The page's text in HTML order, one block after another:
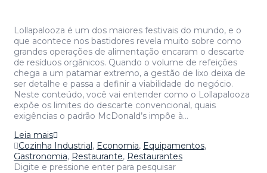
Lollapalooza é um dos maiores festivais do mundo, e o
que acontece nos bastidores revela muito sobre como
grandes operações de alimentação encaram o descarte
de resíduos orgânicos. Quando o volume de refeições
chega a um patamar extremo, a gestão de lixo deixa de
ser detalhe e passa a definir a viabilidade do negócio.
Neste conteúdo, você vai entender como o Lollapalooza
expõe os limites do descarte convencional, quais
exigências o padrão McDonald’s impõe à…
Leia mais
Cozinha Industrial, Economia, Equipamentos,
Gastronomia, Restaurante, Restaurantes
Digite e pressione enter para pesquisar